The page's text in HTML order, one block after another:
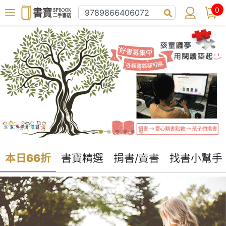
0
本日66折 書寶精選 捐書/賣書 找書小幫手